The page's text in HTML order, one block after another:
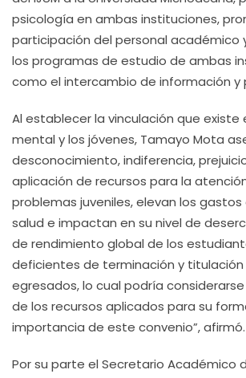
psicología en ambas instituciones,
participación del personal académico
los programas de estudio de ambas
como el intercambio de información y
Al establecer la vinculación que existe
mental y los jóvenes, Tamayo Mota
desconocimiento, indiferencia,
aplicación de recursos para la
problemas juveniles, elevan los
salud e impactan en su nivel de
de rendimiento global de los
deficientes de terminación y titulación
egresados, lo cual podría
de los recursos aplicados para su
importancia de este convenio”, afirmó.
Por su parte el Secretario Académico